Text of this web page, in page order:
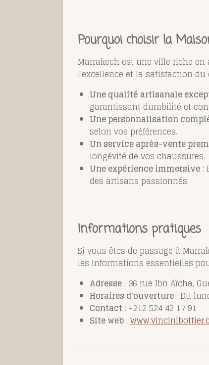
Pourquoi choisir la
Marrakech est une ville riche
l'excellence et la satisfaction
Une qualité artisanale
garantissant durabilité et
Une personnalisation
selon vos préférences.
Un service après-vente
longévité de vos chaussures.
Une expérience immersive :
des artisans passionnés.
Informations pratiques
Si vous êtes de passage à
les informations essentielles
Adresse : 36 rue Ibn Aïcha,
Horaires d'ouverture : Du
Contact : +212 524 42 17 91
Site web :